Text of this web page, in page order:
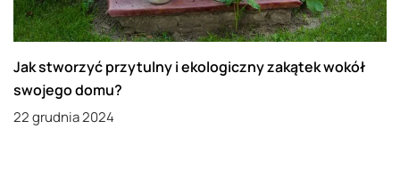
Jak stworzyć przytulny i ekologiczny zakątek wokół
swojego domu?
22 grudnia 2024